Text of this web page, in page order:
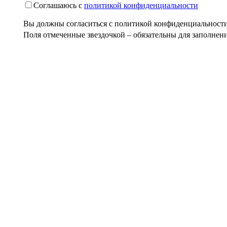
Соглашаюсь с политикой конфиденциальности
Вы должны согласиться с политикой
Поля отмеченные звездочкой – обязательны для